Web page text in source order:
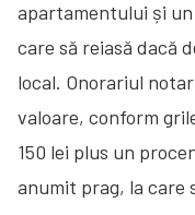
apartamentului și
care să reiasă dacă
local. Onorariul
valoare, conform
150 lei plus un
anumit prag, la care